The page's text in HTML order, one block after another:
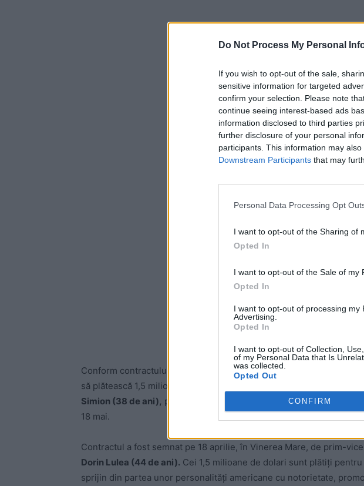
Do Not Process My Personal
If you wish to opt-out of the sale,
sensitive information for targeted
confirm your selection. Please note
continue seeing interest-based ads
information disclosed to third parties
further disclosure of your personal
participants. This information may
Downstream Participants that may
Personal Data Processing Opt
I want to opt-out of the Sharing of
Opted In
I want to opt-out of the Sale of my
Opted In
I want to opt-out of processing my
Advertising.
Opted In
I want to opt-out of Collection,
of my Personal Data that Is
was collected.
Opted Out
CONFIRM
ad
Conform contractului publicat de Universul.net,Alianța pentru
să plătească 1,5 milioane de dolari pentru o campanie de lobby în
Simion (38 de ani), președintele partidului și candidatul acestuia la
18 mai.
Contractul a fost semnat pe 18 aprilie, în Vinerea Mare, de prim-
Dorin Lulea (44 de ani). Cei 1,5 milioane de dolari sunt plătiți
sprijin din partea unor personalități americane cu notorietate,